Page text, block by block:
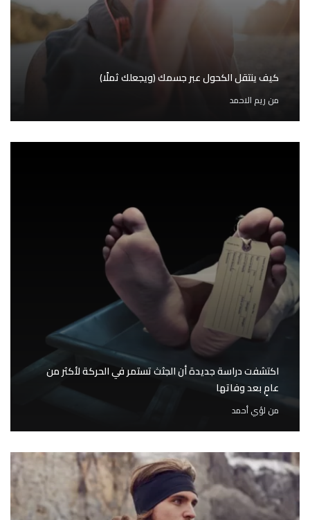
كيف ينتقل الكحول عبر جسمك (ويجعلك ثملًا)
من ريم الاحمد
اكتشفت دراسة جديدة أن الجثث تستمر في الحركة لأكثر من
عامٍ بعد وفاتها
من لؤي أحمد